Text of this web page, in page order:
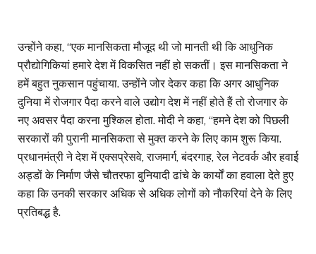
उन्होंने कहा, ‘‘एक मानसिकता मौजूद थी जो मानती थी कि आधुनिक
प्रौद्योगिकियां हमारे देश में विकसित नहीं हो सकतीं। इस मानसिकता ने
हमें बहुत नुकसान पहुंचाया. उन्होंने जोर देकर कहा कि अगर आधुनिक
दुनिया में रोजगार पैदा करने वाले उद्योग देश में नहीं होते हैं तो रोजगार के
नए अवसर पैदा करना मुश्किल होता. मोदी ने कहा, ‘‘हमने देश को पिछली
सरकारों की पुरानी मानसिकता से मुक्त करने के लिए काम शुरू किया.
प्रधानमंत्री ने देश में एक्सप्रेसवे, राजमार्ग, बंदरगाह, रेल नेटवर्क और हवाई
अड्डों के निर्माण जैसे चौतरफा बुनियादी ढांचे के कार्यों का हवाला देते हुए
कहा कि उनकी सरकार अधिक से अधिक लोगों को नौकरियां देने के लिए
प्रतिबद्ध है.